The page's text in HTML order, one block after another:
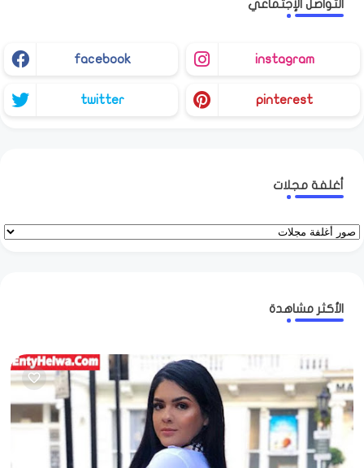
التواصل الإجتماعي
facebook instagram
twitter pinterest
أغلفة مجلات
الأكثر مشاهدة